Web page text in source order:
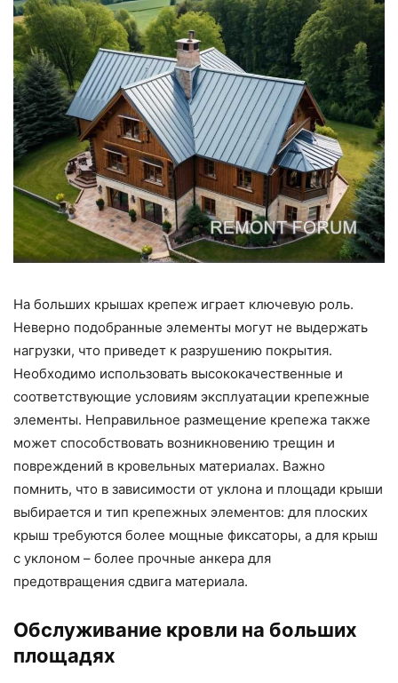
На больших крышах крепеж играет ключевую роль.
Неверно подобранные элементы могут не выдержать
нагрузки, что приведет к разрушению покрытия.
Необходимо использовать высококачественные и
соответствующие условиям эксплуатации крепежные
элементы. Неправильное размещение крепежа также
может способствовать возникновению трещин и
повреждений в кровельных материалах. Важно
помнить, что в зависимости от уклона и площади крыши
выбирается и тип крепежных элементов: для плоских
крыш требуются более мощные фиксаторы, а для крыш
с уклоном – более прочные анкера для
предотвращения сдвига материала.
Обслуживание кровли на больших
площадях